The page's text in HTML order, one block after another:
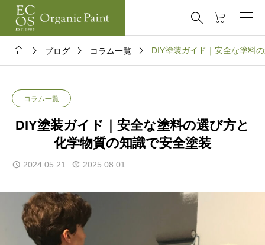

  ブログ  コラム一覧  DIY塗装ガイド｜安全な塗料
コラム一覧
DIY塗装ガイド｜安全な塗料の選び方と
化学物質の知識で安全塗装
2024.05.21 2025.08.01